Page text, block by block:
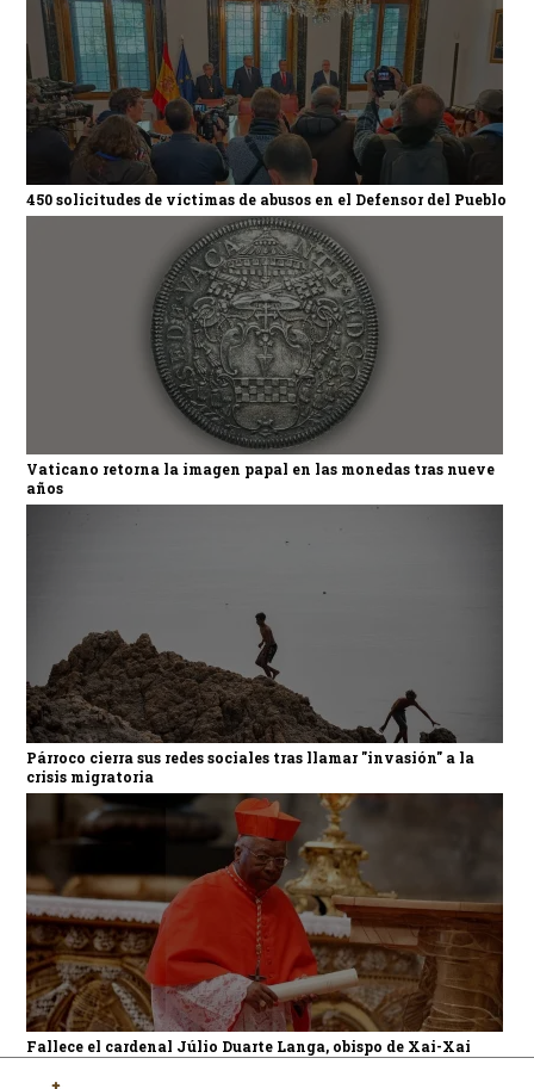
450 solicitudes de víctimas de abusos en el Defensor del Pueblo
Vaticano retorna la imagen papal en las monedas tras nueve
años
Párroco cierra sus redes sociales tras llamar "invasión" a la
crisis migratoria
Fallece el cardenal Júlio Duarte Langa, obispo de Xai-Xai